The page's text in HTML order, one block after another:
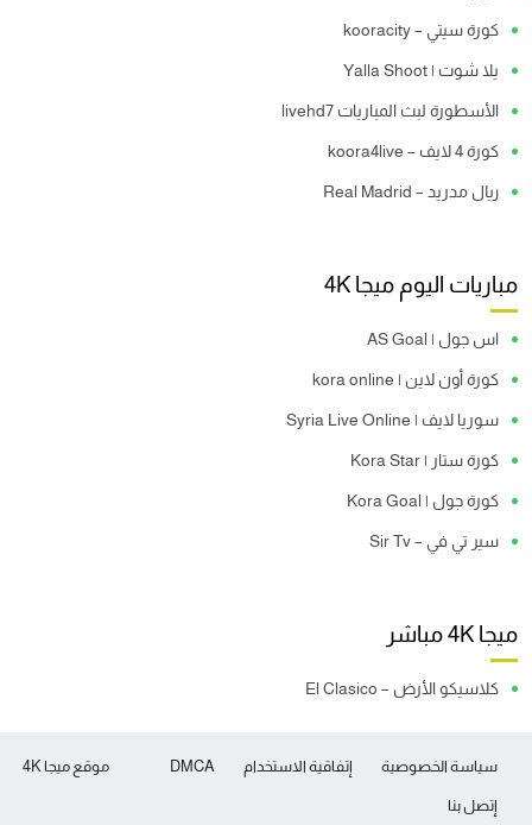
كورة سيتي – kooracity
يلا شوت | Yalla Shoot
الأسطورة لبث المباريات livehd7
كورة 4 لايف – koora4live
ريال مدريد – Real Madrid
مباريات اليوم ميجا 4K
اس جول | AS Goal
كورة أون لاين | kora online
سوريا لايف | Syria Live Online
كورة ستار | Kora Star
كورة جول | Kora Goal
سير تي في – Sir Tv
ميجا 4K مباشر
كلاسيكو الأرض – El Clasico
موقع ميجا 4K سياسة الخصوصية إتفاقية الاستخدام DMCA
إتصل بنا